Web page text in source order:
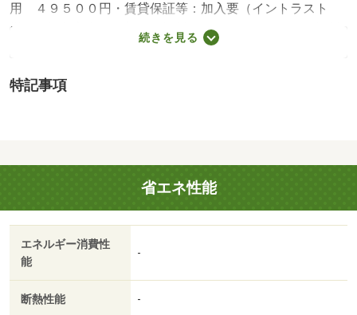
用 ４９５００円・賃貸保証等：加入要（イントラスト
機関保証加入必須。初回保証料３５０００円、月額保証料
賃料等総額の１％＋８００円／月（その他商品あり））・
は無く、引っ越し会社様のご紹介等のワンストップサービ
続きを見る
特記事項
省エネ性能
エネルギー消費性
能
-
断熱性能 -